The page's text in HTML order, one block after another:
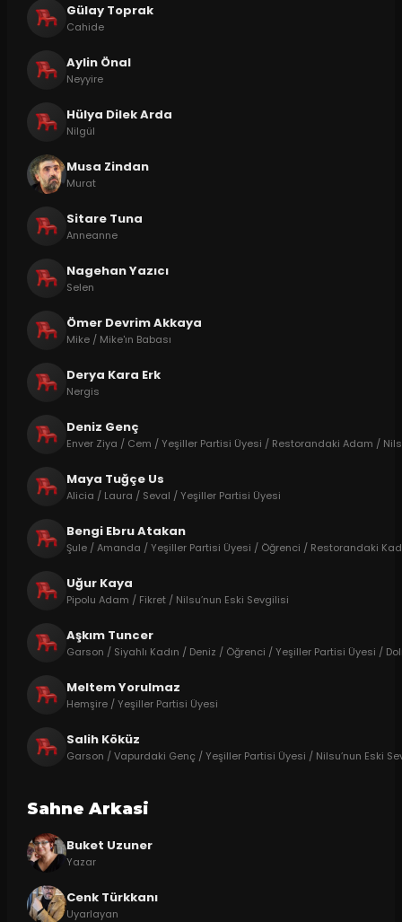
Gülay Toprak
Cahide
Aylin Önal
Neyyire
Hülya Dilek Arda
Nilgül
Musa Zindan
Murat
Sitare Tuna
Anneanne
Nagehan Yazıcı
Selen
Ömer Devrim Akkaya
Mike / Mike'ın Babası
Derya Kara Erk
Nergis
Deniz Genç
Enver Ziya / Cem / Yeşiller Partisi Üyesi / Restorandaki Adam /
Maya Tuğçe Us
Alicia / Laura / Seval / Yeşiller Partisi Üyesi
Bengi Ebru Atakan
Şule / Amanda / Yeşiller Partisi Üyesi / Öğrenci / Restorandaki
Uğur Kaya
Pipolu Adam / Fikret / Nilsu’nun Eski Sevgilisi
Aşkım Tuncer
Garson / Siyahlı Kadın / Deniz / Öğrenci / Yeşiller Partisi Üyesi /
Meltem Yorulmaz
Hemşire / Yeşiller Partisi Üyesi
Salih Köküz
Garson / Vapurdaki Genç / Yeşiller Partisi Üyesi / Nilsu’nun Eski
Sahne Arkasi
Buket Uzuner
Yazar
Cenk Türkkanı
Uyarlayan